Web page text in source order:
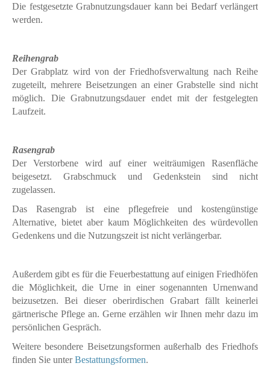
Die festgesetzte Grabnutzungsdauer kann bei Bedarf verlängert
werden.
Reihengrab
Der Grabplatz wird von der Friedhofsverwaltung nach Reihe
zugeteilt, mehrere Beisetzungen an einer Grabstelle sind nicht
möglich. Die Grabnutzungsdauer endet mit der festgelegten
Laufzeit.
Rasengrab
Der Verstorbene wird auf einer weiträumigen Rasenfläche
beigesetzt. Grabschmuck und Gedenkstein sind nicht
zugelassen.
Das Rasengrab ist eine pflegefreie und kostengünstige
Alternative, bietet aber kaum Möglichkeiten des würdevollen
Gedenkens und die Nutzungszeit ist nicht verlängerbar.
Außerdem gibt es für die Feuerbestattung auf einigen Friedhöfen
die Möglichkeit, die Urne in einer sogenannten Urnenwand
beizusetzen. Bei dieser oberirdischen Grabart fällt keinerlei
gärtnerische Pflege an. Gerne erzählen wir Ihnen mehr dazu im
persönlichen Gespräch.
Weitere besondere Beisetzungsformen außerhalb des Friedhofs
finden Sie unterBestattungsformen.